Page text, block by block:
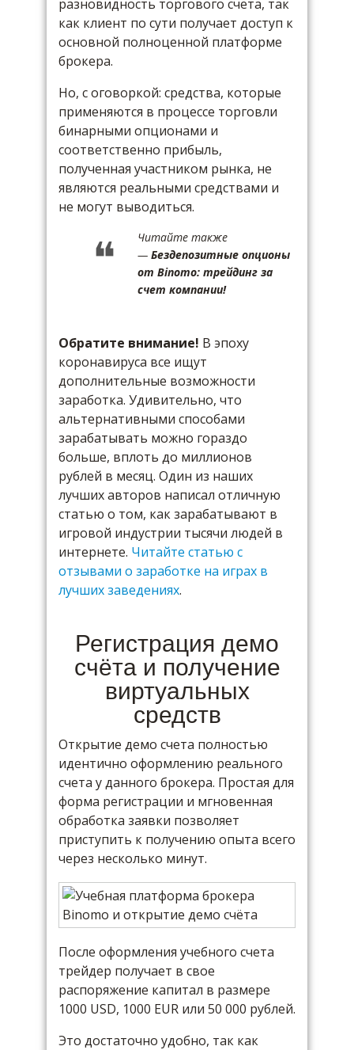
разновидность торгового счета, так
как клиент по сути получает доступ к
основной полноценной платформе
брокера.
Но, с оговоркой: средства, которые
применяются в процессе торговли
бинарными опционами и
соответственно прибыль,
полученная участником рынка, не
являются реальными средствами и
не могут выводиться.
Читайте также
— Бездепозитные опционы
от Binomo: трейдинг за
счет компании!
Обратите внимание! В эпоху
коронавируса все ищут
дополнительные возможности
заработка. Удивительно, что
альтернативными способами
зарабатывать можно гораздо
больше, вплоть до миллионов
рублей в месяц. Один из наших
лучших авторов написал отличную
статью о том, как зарабатывают в
игровой индустрии тысячи людей в
интернете. Читайте статью с
отзывами о заработке на играх в
лучших заведениях.
Регистрация демо
счёта и получение
виртуальных
средств
Открытие демо счета полностью
идентично оформлению реального
счета у данного брокера. Простая для
форма регистрации и мгновенная
обработка заявки позволяет
приступить к получению опыта всего
через несколько минут.
После оформления учебного счета
трейдер получает в свое
распоряжение капитал в размере
1000 USD, 1000 EUR или 50 000 рублей.
Это достаточно удобно, так как